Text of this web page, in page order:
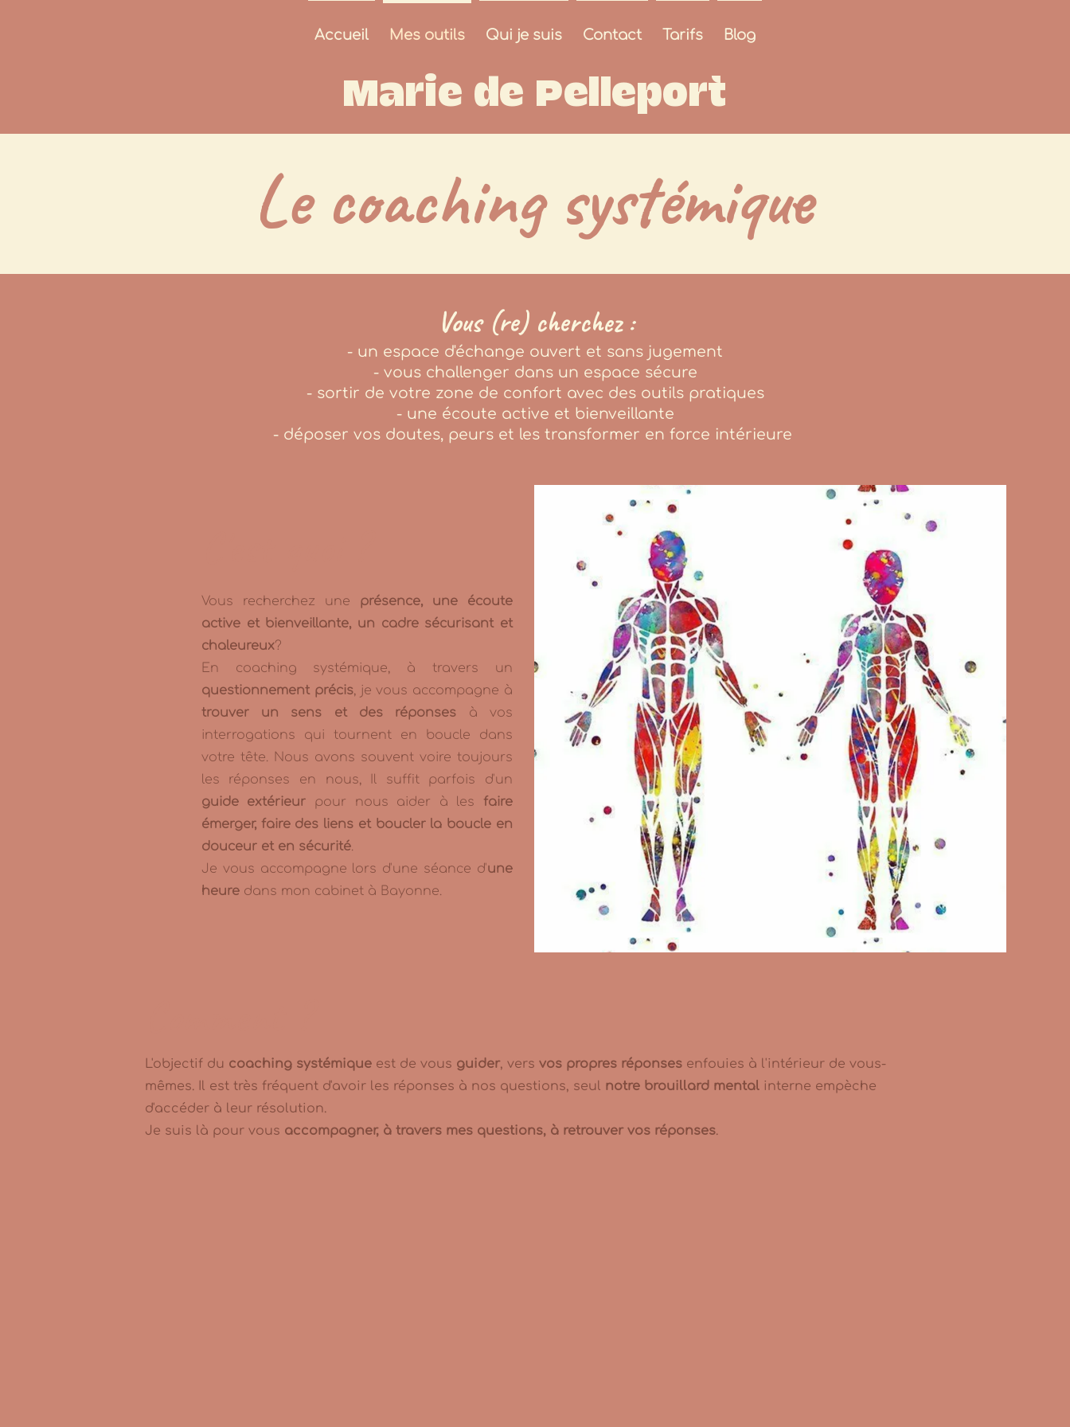
Accueil Mes outils Qui je suis Contact Tarifs Blog
Marie de Pelleport
Le coaching systémique
Vous (re) cherchez :
- un espace d'échange ouvert et sans jugement
- vous challenger dans un espace sécure
- sortir de votre zone de confort avec des outils pratiques
- une écoute active et bienveillante
- déposer vos doutes, peurs et les transformer en force intérieure
Vous recherchez une présence, une écoute
active et bienveillante, un cadre sécurisant et
chaleureux?
En coaching systémique, à travers un
questionnement précis, je vous accompagne à
trouver un sens et des réponses à vos
interrogations qui tournent en boucle dans
votre tête. Nous avons souvent voire toujours
les réponses en nous, Il suffit parfois d'un
guide extérieur pour nous aider à les faire
émerger, faire des liens et boucler la boucle en
douceur et en sécurité.
Je vous accompagne lors d'une séance d'une
heuredans mon cabinet à Bayonne.
L'objectif du coaching systémique est de vous guider, vers vos propres réponses enfouies à l'intérieur de vous-
mêmes. Il est très fréquent d'avoir les réponses à nos questions, seul notre brouillard mental interne empèche
d'accéder à leur résolution.
Je suis là pour vous accompagner, à travers mes questions, à retrouver vos réponses.